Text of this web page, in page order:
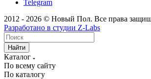
Telegram
2012 - 2026 © Новый Пол. Все права
Разработано в студии Z-Labs
Найти
Каталог
По всему сайту
По каталогу